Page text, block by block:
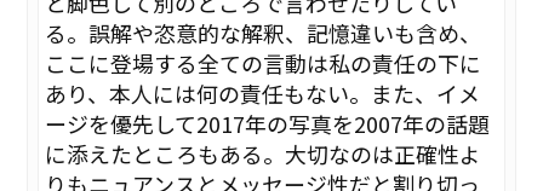
る。誤解や恣意的な解釈、記憶違いも含め、
ここに登場する全ての言動は私の責任の下に
あり、本人には何の責任もない。また、イメ
ージを優先して2017年の写真を2007年の話題
に添えたところもある。大切なのは正確性よ
りもニュアンスとメッセージ性だと割り切っ